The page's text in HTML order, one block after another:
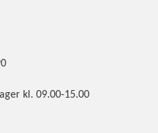
kl. 09.00-15.00